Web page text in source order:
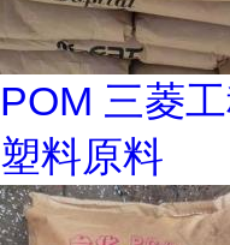
POM 三菱
塑料原料